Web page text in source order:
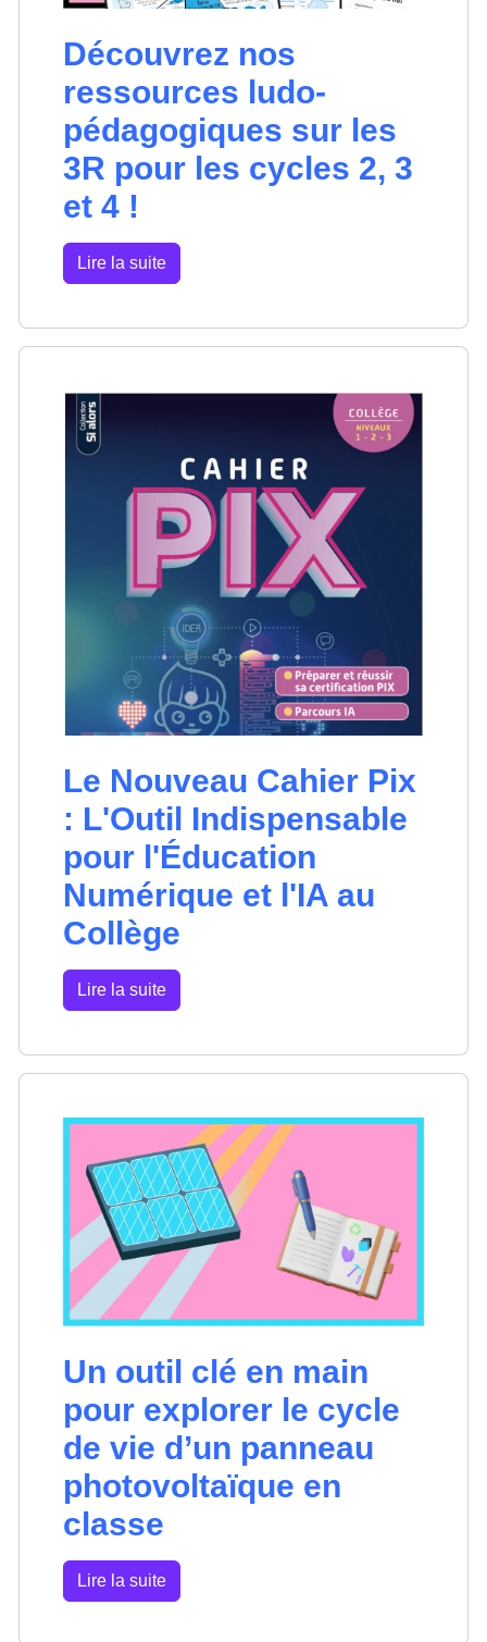
Découvrez nos
ressources ludo-
pédagogiques sur les
3R pour les cycles 2, 3
et 4 !
Lire la suite
Le Nouveau Cahier Pix
: L'Outil Indispensable
pour l'Éducation
Numérique et l'IA au
Collège
Lire la suite
Un outil clé en main
pour explorer le cycle
de vie d’un panneau
photovoltaïque en
classe
Lire la suite